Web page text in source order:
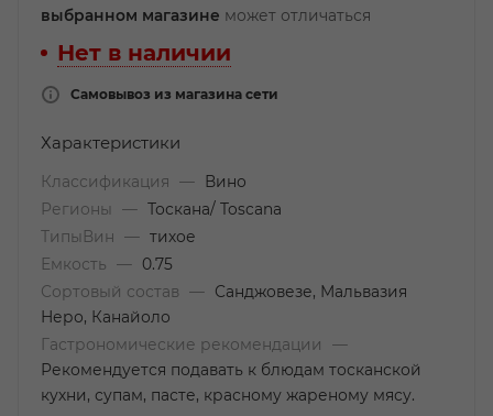
выбранном магазине может отличаться
Нет в наличии
Самовывоз из магазина сети
Характеристики
Классификация —
Вино
Регионы
— Тоскана/ Toscana
ТипыВин
— тихое
Емкость
—
0.75
Сортовый состав
—
Санджовезе, Мальвазия
Неро, Канайоло
Гастрономические рекомендации
—
Рекомендуется подавать к блюдам тосканской
кухни, супам, пасте, красному жареному мясу.